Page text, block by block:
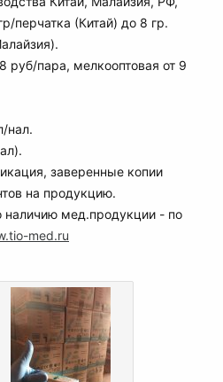
перчатка (Китай) до 8 гр.
руб/пара, мелкооптовая от 9
нал.
заверенные копии
на продукцию.
мед.продукции - по
med.ru